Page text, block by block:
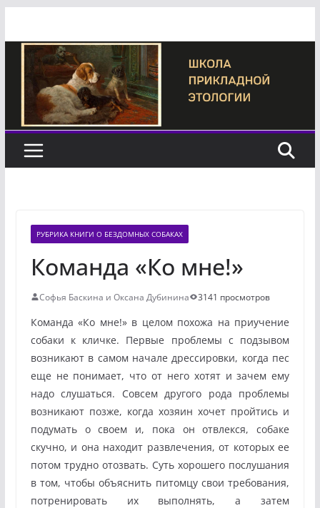
содержимому
РУБРИКА КНИГИ О БЕЗДОМНЫХ СОБАКАХ
Команда «Ко мне!»
Софья Баскина и Оксана Дубинина 3141 просмотров
Команда «Ко мне!» в целом похожа на приучение
собаки к кличке. Первые проблемы с подзывом
возникают в самом начале дрессировки, когда пес
еще не понимает, что от него хотят и зачем ему
надо слушаться. Совсем другого рода проблемы
возникают позже, когда хозяин хочет пройтись и
подумать о своем и, пока он отвлекся, собаке
скучно, и она находит развлечения, от которых ее
потом трудно отозвать. Суть хорошего послушания
в том, чтобы объяснить питомцу свои требования,
потренировать их выполнять, а затем